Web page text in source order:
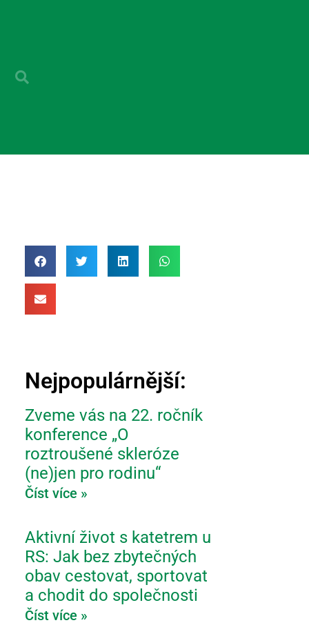
Nejpopulárnější:
Zveme vás na 22. ročník
konference „O
roztroušené skleróze
(ne)jen pro rodinu“
Číst více »
Aktivní život s katetrem u
RS: Jak bez zbytečných
obav cestovat, sportovat
a chodit do společnosti
Číst více »